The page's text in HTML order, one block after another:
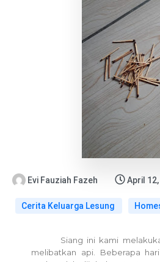
Evi Fauziah Fazeh April
Cerita Keluarga Lesung
Siang ini kami
melibatkan api. Beberapa